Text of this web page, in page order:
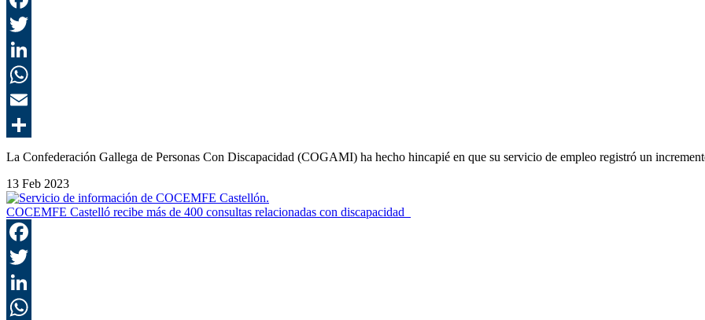
La Confederación Gallega de Personas Con Discapacidad (COGAMI) ha hecho hincapié en que su servicio de empleo registró un
13 Feb 2023
COCEMFE Castelló recibe más de 400 consultas relacionadas con discapacidad